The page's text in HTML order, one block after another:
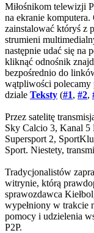
Miłośnikom telewizji
na ekranie
zainstalować któryś z
strumieni
następnie udać się na
kliknąć odnośnik
bezpośrednio do
wątpliwości polecamy
dziale Teksty (#1, #2,
Przez satelitę
Sky Calcio 3, Kanal
Supersport 2,
Sport. Niestety,
Tradycjonalistów
witrynie, którą
sprawozdawca
wypełniony w trakcie
pomocy i udzielenia
P2P.